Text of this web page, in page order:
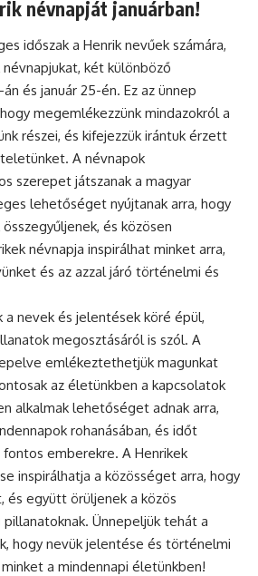
névnapját januárban!
időszak a Henrik nevűek számára,
két különböző
és január 25-én. Ez az ünnep
megemlékezzünk mindazokról a
részei, és kifejezzük irántuk érzett
A névnapok
szerepet játszanak a magyar
lehetőséget nyújtanak arra, hogy
és közösen
névnapja inspirálhat minket arra,
és az azzal járó történelmi és
a nevek és jelentések köré épül,
megosztásáról is szól. A
emlékeztethetjük magunkat
az életünkben a kapcsolatok
alkalmak lehetőséget adnak arra,
rohanásában, és időt
fontos emberekre. A Henrikek
inspirálhatja a közösséget arra, hogy
és együtt örüljenek a közös
Ünnepeljük tehát a
hogy nevük jelentése és történelmi
a mindennapi életünkben!